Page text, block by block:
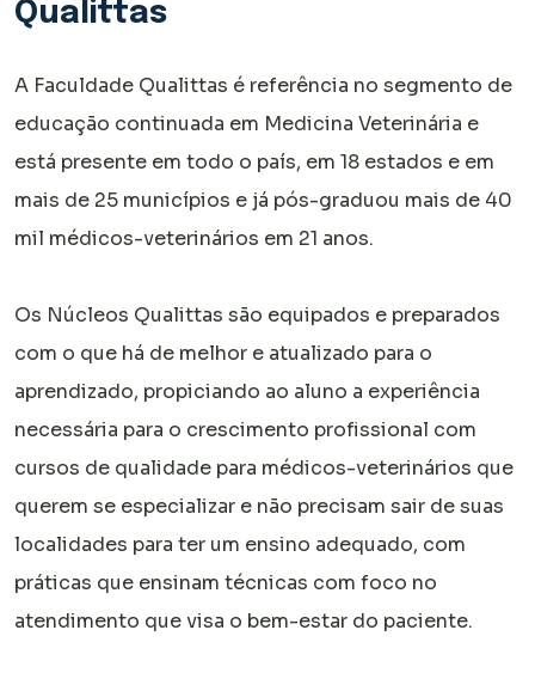
Qualittas
A Faculdade Qualittas é referência no segmento de
educação continuada em Medicina Veterinária e
está presente em todo o país, em 18 estados e em
mais de 25 municípios e já pós-graduou mais de 40
mil médicos-veterinários em 21 anos.
Os Núcleos Qualittas são equipados e preparados
com o que há de melhor e atualizado para o
aprendizado, propiciando ao aluno a experiência
necessária para o crescimento profissional com
cursos de qualidade para médicos-veterinários que
querem se especializar e não precisam sair de suas
localidades para ter um ensino adequado, com
práticas que ensinam técnicas com foco no
atendimento que visa o bem-estar do paciente.